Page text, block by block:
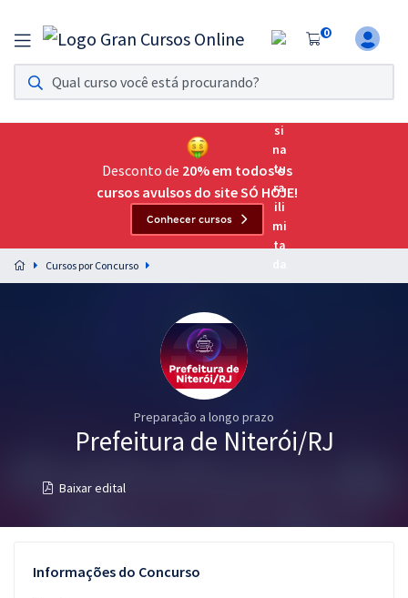
0
Assinatura Ilimitada 11
Acesso a todos os cursos. Teste grátis por 7 dias!
Assinatura OAB Até Passar
Acesso ilimitado a toda preparação para o Exame da
Preparação completa e intensiva para as principais
residências em saúde do Brasil
Desconto de 20% em todos os
cursos avulsos do site SÓ HOJE!
Conhecer cursos
Cursos por Concurso
Preparação a longo prazo
Prefeitura de Niterói/RJ
Baixar edital
Informações do Concurso